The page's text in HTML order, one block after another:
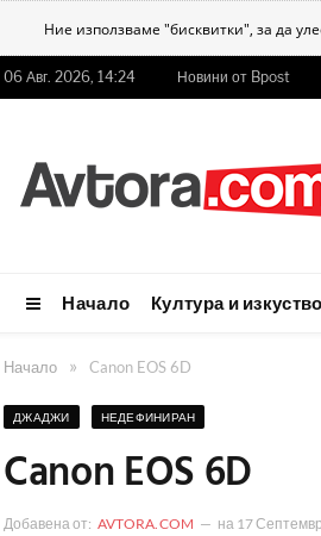
Ние използваме "бисквитки", за да
06 Авг. 2026, 14:24 Новини от Bpost
Начало Култура и изкуство
Начало » Canon EOS 6D
ДЖАДЖИ НЕДЕФИНИРАН
Canon EOS 6D
Добавена от: AVTORA.COM на 17